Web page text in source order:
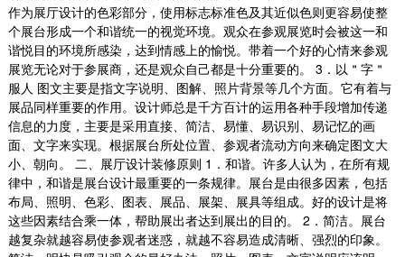
作为展厅设计的色彩部分，使用标志标准色及其近似色则更容易使整
个展台形成一个和谐统一的视觉环境。观众在参观展览时会被这一和
谐悦目的环境所感染，达到情感上的愉悦。带着一个好的心情来参观
展览无论对于参展商，还是观众自己都是十分重要的。 3．以＂字＂
服人 图文主要是指文字说明、图解、照片背景等几个方面。它有着与
展品同样重要的作用。设计师总是千方百计的运用各种手段增加传递
信息的力度，主要是采用直接、简洁、易懂、易识别、易记忆的画
面、文字来实现。根据展台所处位置、参观者流动方向来确定图文大
小、朝向。 二、展厅设计装修原则 1．和谐。许多人认为，在所有规
律中，和谐是展台设计最重要的一条规律。展台是由很多因素，包括
布局、照明、色彩、图表、展品、展架、展具等组成。好的设计是将
这些因素结合乘一体，帮助展出者达到展出的目的。 2．简洁。展台
越复杂就越容易使参观者迷惑，就越不容易造成清晰、强烈的印象。